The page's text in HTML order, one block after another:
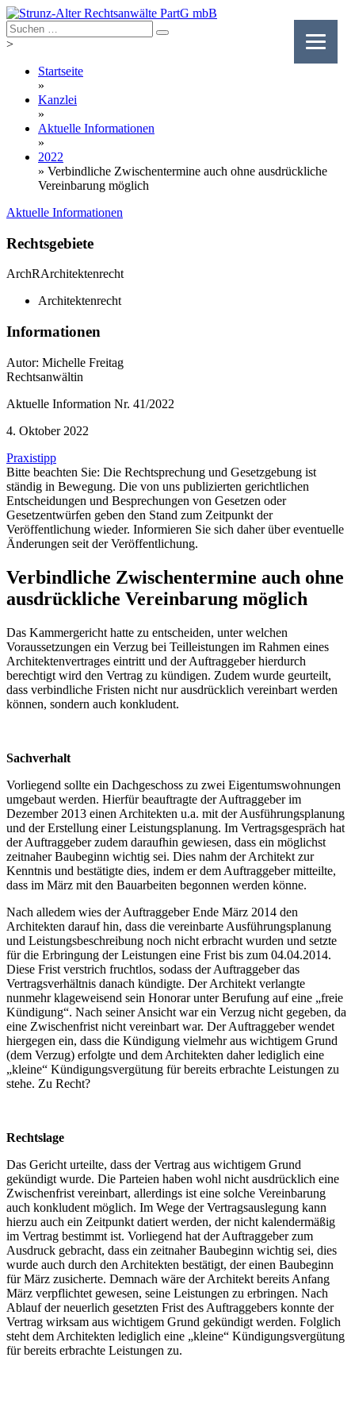
Skip
to
content
>
Startseite
»
Kanzlei
»
Aktuelle Informationen
»
2022
» Verbindliche Zwischentermine auch ohne ausdrückliche
Vereinbarung möglich
Aktuelle Informationen
Rechtsgebiete
ArchRArchitektenrecht
Architektenrecht
Informationen
Autor: Michelle Freitag
Rechtsanwältin
Aktuelle Information Nr. 41/2022
4. Oktober 2022
Praxistipp
Bitte beachten Sie: Die Rechtsprechung und Gesetzgebung ist
ständig in Bewegung. Die von uns publizierten gerichtlichen
Entscheidungen und Besprechungen von Gesetzen oder
Gesetzentwürfen geben den Stand zum Zeitpunkt der
Veröffentlichung wieder. Informieren Sie sich daher über eventuelle
Änderungen seit der Veröffentlichung.
Verbindliche Zwischentermine auch ohne
ausdrückliche Vereinbarung möglich
Das Kammergericht hatte zu entscheiden, unter welchen
Voraussetzungen ein Verzug bei Teilleistungen im Rahmen eines
Architektenvertrages eintritt und der Auftraggeber hierdurch
berechtigt wird den Vertrag zu kündigen. Zudem wurde geurteilt,
dass verbindliche Fristen nicht nur ausdrücklich vereinbart werden
können, sondern auch konkludent.
Sachverhalt
Vorliegend sollte ein Dachgeschoss zu zwei Eigentumswohnungen
umgebaut werden. Hierfür beauftragte der Auftraggeber im
Dezember 2013 einen Architekten u.a. mit der Ausführungsplanung
und der Erstellung einer Leistungsplanung. Im Vertragsgespräch hat
der Auftraggeber zudem daraufhin gewiesen, dass ein möglichst
zeitnaher Baubeginn wichtig sei. Dies nahm der Architekt zur
Kenntnis und bestätigte dies, indem er dem Auftraggeber mitteilte,
dass im März mit den Bauarbeiten begonnen werden könne.
Nach alledem wies der Auftraggeber Ende März 2014 den
Architekten darauf hin, dass die vereinbarte Ausführungsplanung
und Leistungsbeschreibung noch nicht erbracht wurden und setzte
für die Erbringung der Leistungen eine Frist bis zum 04.04.2014.
Diese Frist verstrich fruchtlos, sodass der Auftraggeber das
Vertragsverhältnis danach kündigte. Der Architekt verlangte
nunmehr klageweisend sein Honorar unter Berufung auf eine „freie
Kündigung“. Nach seiner Ansicht war ein Verzug nicht gegeben, da
eine Zwischenfrist nicht vereinbart war. Der Auftraggeber wendet
hiergegen ein, dass die Kündigung vielmehr aus wichtigem Grund
(dem Verzug) erfolgte und dem Architekten daher lediglich eine
„kleine“ Kündigungsvergütung für bereits erbrachte Leistungen zu
stehe. Zu Recht?
Rechtslage
Das Gericht urteilte, dass der Vertrag aus wichtigem Grund
gekündigt wurde. Die Parteien haben wohl nicht ausdrücklich eine
Zwischenfrist vereinbart, allerdings ist eine solche Vereinbarung
auch konkludent möglich. Im Wege der Vertragsauslegung kann
hierzu auch ein Zeitpunkt datiert werden, der nicht kalendermäßig
im Vertrag bestimmt ist. Vorliegend hat der Auftraggeber zum
Ausdruck gebracht, dass ein zeitnaher Baubeginn wichtig sei, dies
wurde auch durch den Architekten bestätigt, der einen Baubeginn
für März zusicherte. Demnach wäre der Architekt bereits Anfang
März verpflichtet gewesen, seine Leistungen zu erbringen. Nach
Ablauf der neuerlich gesetzten Frist des Auftraggebers konnte der
Vertrag wirksam aus wichtigem Grund gekündigt werden. Folglich
steht dem Architekten lediglich eine „kleine“ Kündigungsvergütung
für bereits erbrachte Leistungen zu.